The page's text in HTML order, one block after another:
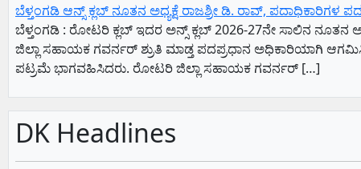
ಬೆಳ್ತಂಗಡಿ ಆನ್ಸ್ ಕ್ಲಬ್ ನೂತನ ಅಧ್ಯಕ್ಷೆ ರಾಜಶ್ರೀ ಡಿ. ರಾವ್, ಪದಾಧಿಕಾರಿಗಳ
ಬೆಳ್ತಂಗಡಿ : ರೋಟರಿ ಕ್ಲಬ್ ಇದರ ಅನ್ಸ್ ಕ್ಲಬ್ 2026-27ನೇ ಸಾಲಿನ ನೂತನ
ಜಿಲ್ಲಾ ಸಹಾಯಕ ಗವರ್ನರ್ ಶ್ರುತಿ ಮಾಡ್ತ ಪದಪ್ರಧಾನ ಅಧಿಕಾರಿಯಾಗಿ
ಪಟ್ರಮೆ ಭಾಗವಹಿಸಿದರು. ರೋಟರಿ ಜಿಲ್ಲಾ ಸಹಾಯಕ ಗವರ್ನರ್ […]
DK Headlines